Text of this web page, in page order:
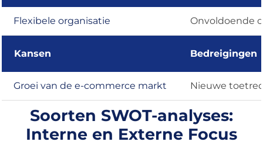
Flexibele organisatie Onvoldoende
Kansen Bedreigingen
Groei van de e-commerce markt Nieuwe
Soorten SWOT-analyses:
Interne en Externe Focus